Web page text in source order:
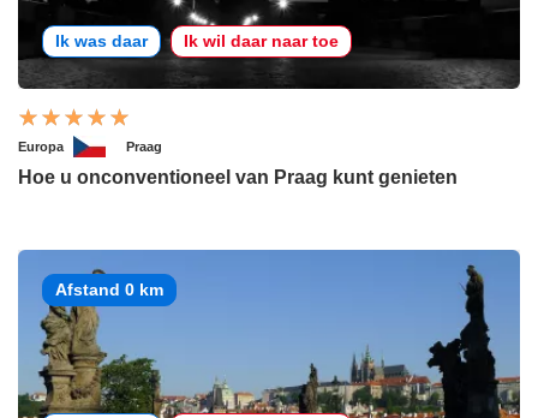
Ik was daar Ik wil daar naar toe
Europa Praag
Hoe u onconventioneel van Praag kunt genieten
Afstand 0 km